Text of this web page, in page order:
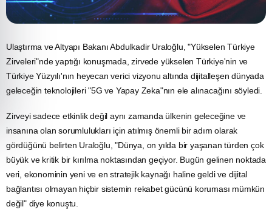
Ulaştırma ve Altyapı Bakanı Abdulkadir Uraloğlu, "Yükselen Türkiye
Zirveleri"nde yaptığı konuşmada, zirvede yükselen Türkiye'nin ve
Türkiye Yüzyılı'nın heyecan verici vizyonu altında dijitalleşen dünyada
geleceğin teknolojileri "5G ve Yapay Zeka"nın ele alınacağını söyledi.
Zirveyi sadece etkinlik değil aynı zamanda ülkenin geleceğine ve
insanına olan sorumlulukları için atılmış önemli bir adım olarak
gördüğünü belirten Uraloğlu, "Dünya, on yılda bir yaşanan türden çok
büyük ve kritik bir kırılma noktasından geçiyor. Bugün gelinen noktada
veri, ekonominin yeni ve en stratejik kaynağı haline geldi ve dijital
bağlantısı olmayan hiçbir sistemin rekabet gücünü koruması mümkün
değil" diye konuştu.